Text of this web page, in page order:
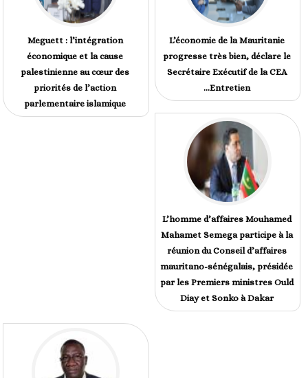
Meguett : l’intégration
économique et la cause
palestinienne au cœur des
priorités de l’action
parlementaire islamique
L’économie de la Mauritanie
progresse très bien, déclare le
Secrétaire Exécutif de la CEA
...Entretien
L’homme d’affaires Mouhamed
Mahamet Semega participe à la
réunion du Conseil d’affaires
mauritano-sénégalais, présidée
par les Premiers ministres Ould
Diay et Sonko à Dakar